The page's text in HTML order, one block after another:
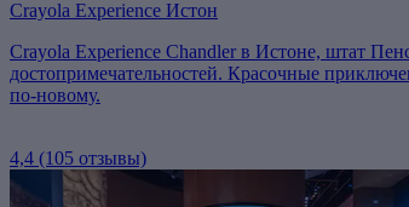
Crayola Experience Истон
Crayola Experience Chandler в Истоне, штат
достопримечательностей. Красочные
по-новому.
4,4 (105 отзывы)